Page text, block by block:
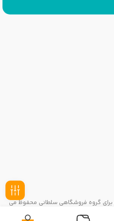
گروه فروشگاهی سلطانی محفوظ می